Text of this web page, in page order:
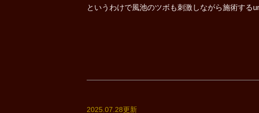
というわけで風池のツボも刺激しながら施術する
2025.07.28更新